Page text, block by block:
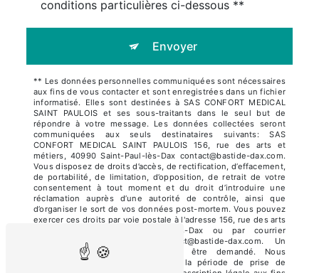
conditions particulières ci-dessous **
Envoyer
** Les données personnelles communiquées sont nécessaires
aux fins de vous contacter et sont enregistrées dans un fichier
informatisé. Elles sont destinées à SAS CONFORT MEDICAL
SAINT PAULOIS et ses sous-traitants dans le seul but de
répondre à votre message. Les données collectées seront
communiquées aux seuls destinataires suivants: SAS
CONFORT MEDICAL SAINT PAULOIS 156, rue des arts et
métiers, 40990 Saint-Paul-lès-Dax contact@bastide-dax.com.
Vous disposez de droits d’accès, de rectification, d’effacement,
de portabilité, de limitation, d’opposition, de retrait de votre
consentement à tout moment et du droit d’introduire une
réclamation auprès d’une autorité de contrôle, ainsi que
d’organiser le sort de vos données post-mortem. Vous pouvez
exercer ces droits par voie postale à l'adresse 156, rue des arts
et métiers, 40990 Saint-Paul-lès-Dax ou par courrier
électronique à l'adresse contact@bastide-dax.com. Un
justificatif d'identité pourra vous être demandé. Nous
conservons vos données pendant la période de prise de